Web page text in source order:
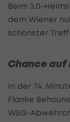
Beim 3:0-
dem Wiener
schönster
Chance
In der 74.
Flanke
WSG-